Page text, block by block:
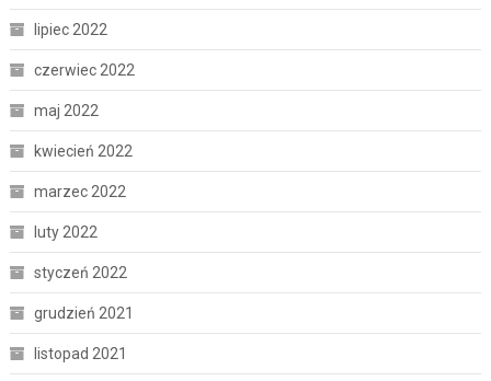
lipiec 2022
czerwiec 2022
maj 2022
kwiecień 2022
marzec 2022
luty 2022
styczeń 2022
grudzień 2021
listopad 2021